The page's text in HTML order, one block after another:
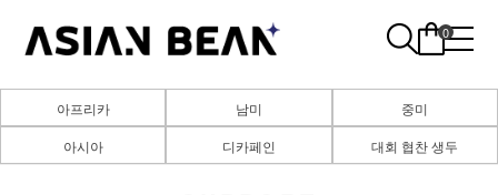
0
아프리카 남미
중미
아시아
디카페인 대회 협찬 생두